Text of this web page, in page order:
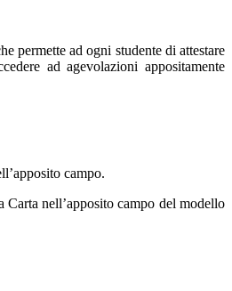
permette ad ogni studente di attestare
ad agevolazioni appositamente
campo.
Carta nell’apposito campo del modello